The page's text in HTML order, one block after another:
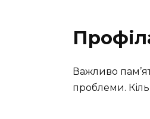
Важливо
проблеми.